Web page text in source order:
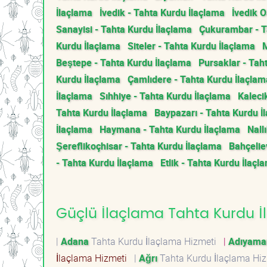
İlaçlama İvedik - Tahta Kurdu İlaçlama İvedik
Sanayisi - Tahta Kurdu İlaçlama Çukurambar -
Kurdu İlaçlama Siteler - Tahta Kurdu İlaçlama
Beştepe - Tahta Kurdu İlaçlama Pursaklar -
Kurdu İlaçlama Çamlıdere - Tahta Kurdu
İlaçlama Sıhhiye - Tahta Kurdu İlaçlama
Tahta Kurdu İlaçlama Baypazarı - Tahta Kurdu
İlaçlama Haymana - Tahta Kurdu İlaçlama
Şereflikoçhisar - Tahta Kurdu İlaçlama
- Tahta Kurdu İlaçlama Etlik - Tahta Kurdu
Güçlü İlaçlama Tahta Kurdu
| AdanaTahta Kurdu İlaçlama Hizmeti |
İlaçlama Hizmeti
| AğrıTahta Kurdu İlaçlama